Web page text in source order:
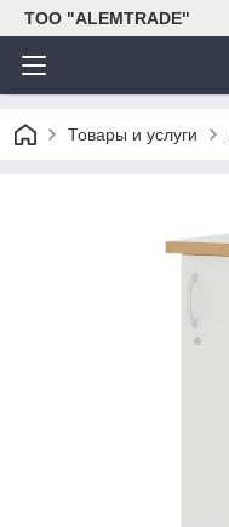
ТОО "ALEMTRADE"
Товары и услуги